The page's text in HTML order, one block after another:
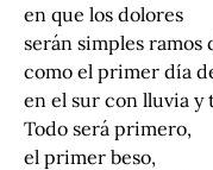
en que los dolores
serán simples ramos
como el primer día
en el sur con lluvia y
Todo será primero,
el primer beso,